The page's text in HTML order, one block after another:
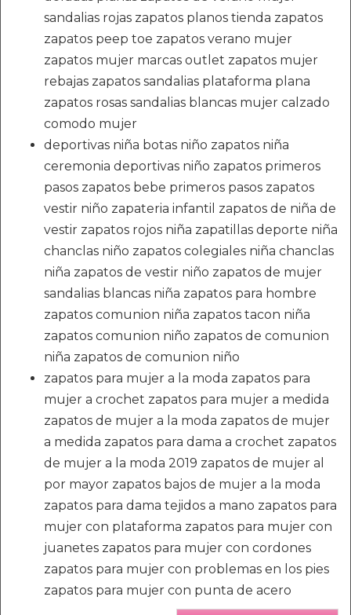
sandalias rojas zapatos planos tienda zapatos
zapatos peep toe zapatos verano mujer
zapatos mujer marcas outlet zapatos mujer
rebajas zapatos sandalias plataforma plana
zapatos rosas sandalias blancas mujer calzado
comodo mujer
deportivas niña botas niño zapatos niña
ceremonia deportivas niño zapatos primeros
pasos zapatos bebe primeros pasos zapatos
vestir niño zapateria infantil zapatos de niña de
vestir zapatos rojos niña zapatillas deporte niña
chanclas niño zapatos colegiales niña chanclas
niña zapatos de vestir niño zapatos de mujer
sandalias blancas niña zapatos para hombre
zapatos comunion niña zapatos tacon niña
zapatos comunion niño zapatos de comunion
niña zapatos de comunion niño
zapatos para mujer a la moda zapatos para
mujer a crochet zapatos para mujer a medida
zapatos de mujer a la moda zapatos de mujer
a medida zapatos para dama a crochet zapatos
de mujer a la moda 2019 zapatos de mujer al
por mayor zapatos bajos de mujer a la moda
zapatos para dama tejidos a mano zapatos para
mujer con plataforma zapatos para mujer con
juanetes zapatos para mujer con cordones
zapatos para mujer con problemas en los pies
zapatos para mujer con punta de acero